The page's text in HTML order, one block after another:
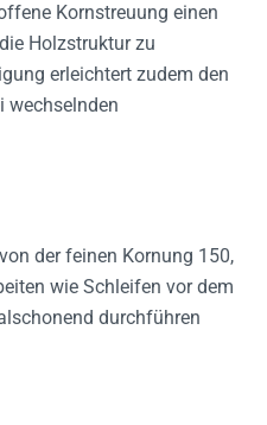
Kornstreuung einen
Holzstruktur zu
erleichtert zudem den
wechselnden
der feinen Kornung 150,
wie Schleifen vor dem
durchführen